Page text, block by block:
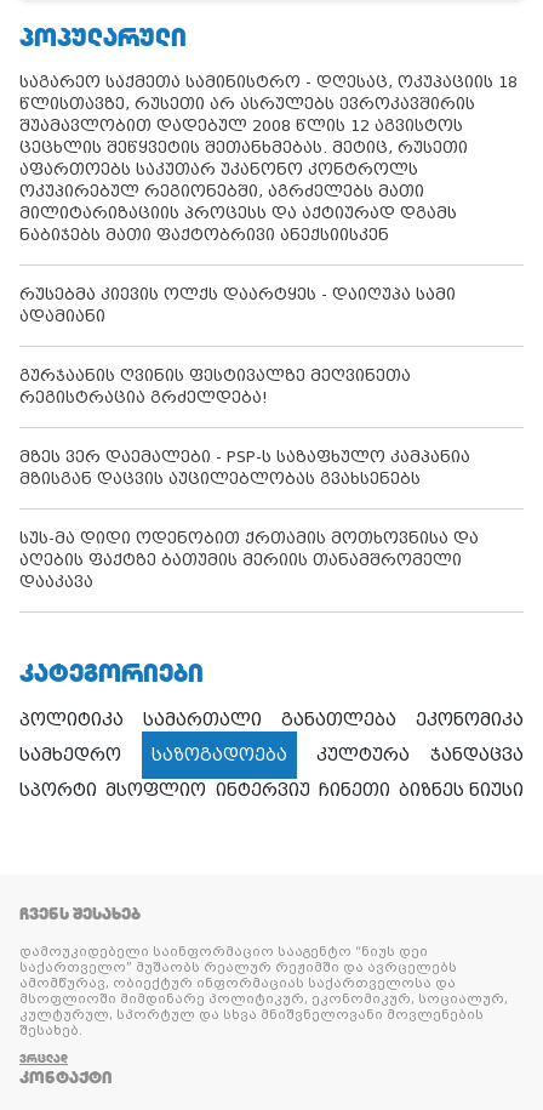
ᲞᲝᲞᲣᲚᲐᲠᲣᲚᲘ
საგარეო საქმეთა სამინისტრო - დღესაც, ოკუპაციის 18
წლისთავზე, რუსეთი არ ასრულებს ევროკავშირის
შუამავლობით დადებულ 2008 წლის 12 აგვისტოს
ცეცხლის შეწყვეტის შეთანხმებას. მეტიც, რუსეთი
აფართოებს საკუთარ უკანონო კონტროლს
ოკუპირებულ რეგიონებში, აგრძელებს მათი
მილიტარიზაციის პროცესს და აქტიურად დგამს
ნაბიჯებს მათი ფაქტობრივი ანექსიისკენ
რუსებმა კიევის ოლქს დაარტყეს - დაიღუპა სამი
ადამიანი
გურჯაანის ღვინის ფესტივალზე მეღვინეთა
რეგისტრაცია გრძელდება!
მზეს ვერ დაემალები - PSP-ს საზაფხულო კამპანია
მზისგან დაცვის აუცილებლობას გვახსენებს
სუს-მა დიდი ოდენობით ქრთამის მოთხოვნისა და
აღების ფაქტზე ბათუმის მერიის თანამშრომელი
დააკავა
ᲙᲐᲢᲔᲒᲝᲠᲘᲔᲑᲘ
პოლიტიკა სამართალი განათლება
ეკონომიკა
სამხედრო
საზოგადოება კულტურა
ჯანდაცვა
სპორტი მსოფლიო ინტერვიუ ჩინეთი ბიზნეს ნიუსი
ᲩᲕᲔᲜᲡ ᲨᲔᲡᲐᲮᲔᲑ
დამოუკიდებელი საინფორმაციო სააგენტო “ნიუს დეი
საქართველო” მუშაობს რეალურ რეჟიმში და ავრცელებს
ამომწურავ, ობიექტურ ინფორმაციას საქართველოსა და
მსოფლიოში მიმდინარე პოლიტიკურ, ეკონომიკურ, სოციალურ,
კულტურულ, სპორტულ და სხვა მნიშვნელოვანი მოვლენების
შესახებ.
ᲕᲠᲪᲚᲐᲓ
ᲙᲝᲜᲢᲐᲥᲢᲘ